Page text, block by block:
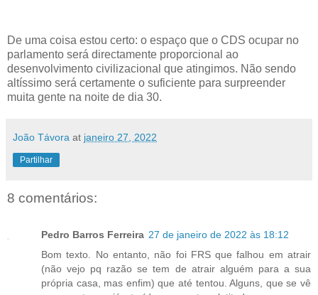
De uma coisa estou certo: o espaço que o CDS ocupar no
parlamento será directamente proporcional ao
desenvolvimento civilizacional que atingimos. Não sendo
altíssimo será certamente o suficiente para surpreender
muita gente na noite de dia 30.
João Távora at janeiro 27, 2022
Partilhar
8 comentários:
Pedro Barros Ferreira 27 de janeiro de 2022 às 18:12
Bom texto. No entanto, não foi FRS que falhou em atrair
(não vejo pq razão se tem de atrair alguém para a sua
própria casa, mas enfim) que até tentou. Alguns, que se vê